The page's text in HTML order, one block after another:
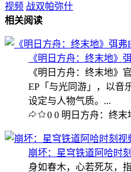
视频 战双帕弥什
相关阅读
《明日方舟：终末地》
《明日方舟：终末地》
EP「与光同游」，以音
设定与人物气质。...
0 0 明日方舟：终末
崩坏：星穹铁道阿哈时
身如春木，心若死灰，